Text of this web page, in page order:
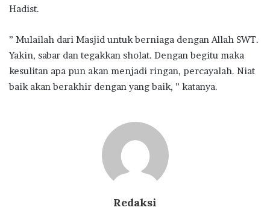
Hadist.
” Mulailah dari Masjid untuk berniaga dengan Allah SWT.
Yakin, sabar dan tegakkan sholat. Dengan begitu maka
kesulitan apa pun akan menjadi ringan, percayalah. Niat
baik akan berakhir dengan yang baik, ” katanya.
Redaksi